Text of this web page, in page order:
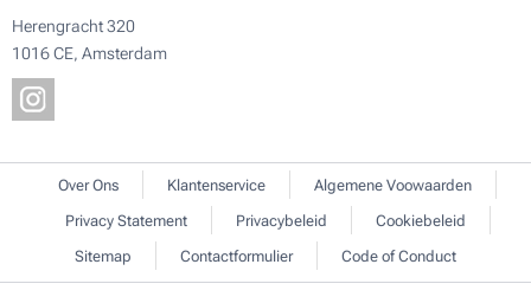
Herengracht 320
1016 CE, Amsterdam
Over Ons Klantenservice
Algemene Voowaarden
Privacy Statement
Privacybeleid
Cookiebeleid
Sitemap
Contactformulier Code of Conduct